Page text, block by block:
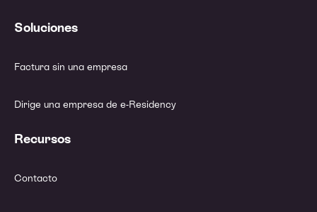
Soluciones
Factura sin una empresa
Dirige una empresa de e-Residency
Recursos
Contacto